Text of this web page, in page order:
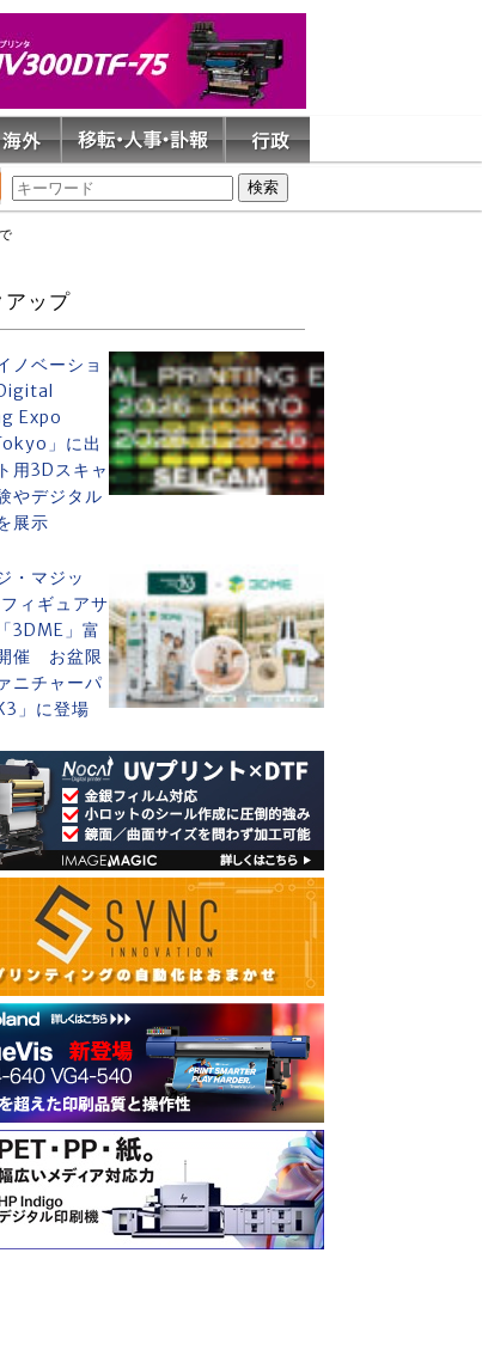
アップ
ノベーショ
Expo
」に出
用3Dスキャ
やデジタル
展示
・マジッ
ィギュアサ
3DME」富
催 お盆限
ニチャーパ
」に登場